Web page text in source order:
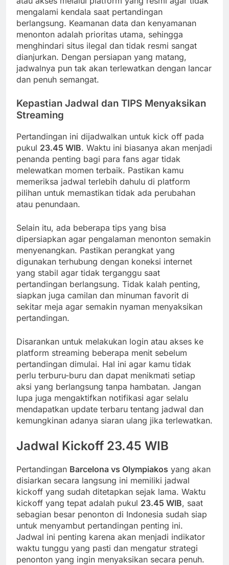
mengalami kendala saat pertandingan
berlangsung. Keamanan data dan kenyamanan
menonton adalah prioritas utama, sehingga
menghindari situs ilegal dan tidak resmi sangat
dianjurkan. Dengan persiapan yang matang,
jadwalnya pun tak akan terlewatkan dengan lancar
dan penuh semangat.
Kepastian Jadwal dan TIPS Menyaksikan
Streaming
Pertandingan ini dijadwalkan untuk kick off pada
pukul 23.45 WIB. Waktu ini biasanya akan menjadi
penanda penting bagi para fans agar tidak
melewatkan momen terbaik. Pastikan kamu
memeriksa jadwal terlebih dahulu di platform
pilihan untuk memastikan tidak ada perubahan
atau penundaan.
Selain itu, ada beberapa tips yang bisa
dipersiapkan agar pengalaman menonton semakin
menyenangkan. Pastikan perangkat yang
digunakan terhubung dengan koneksi internet
yang stabil agar tidak terganggu saat
pertandingan berlangsung. Tidak kalah penting,
siapkan juga camilan dan minuman favorit di
sekitar meja agar semakin nyaman menyaksikan
pertandingan.
Disarankan untuk melakukan login atau akses ke
platform streaming beberapa menit sebelum
pertandingan dimulai. Hal ini agar kamu tidak
perlu terburu-buru dan dapat menikmati setiap
aksi yang berlangsung tanpa hambatan. Jangan
lupa juga mengaktifkan notifikasi agar selalu
mendapatkan update terbaru tentang jadwal dan
kemungkinan adanya siaran ulang jika terlewatkan.
Jadwal Kickoff 23.45 WIB
Pertandingan Barcelona vs Olympiakos yang akan
disiarkan secara langsung ini memiliki jadwal
kickoff yang sudah ditetapkan sejak lama. Waktu
kickoff yang tepat adalah pukul 23.45 WIB, saat
sebagian besar penonton di Indonesia sudah siap
untuk menyambut pertandingan penting ini.
Jadwal ini penting karena akan menjadi indikator
waktu tunggu yang pasti dan mengatur strategi
penonton yang ingin menyaksikan secara penuh.